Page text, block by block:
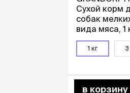
игровые
Столбики
Коврики
Из
Доски
одежда и
Сухой корм
собак
вида мяса, 1
1 кг 3
в корзину